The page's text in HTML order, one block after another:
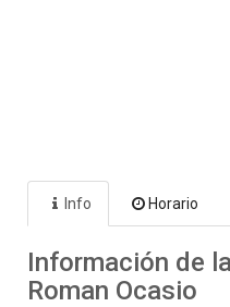
Info Horario
Información de
Roman Ocasio